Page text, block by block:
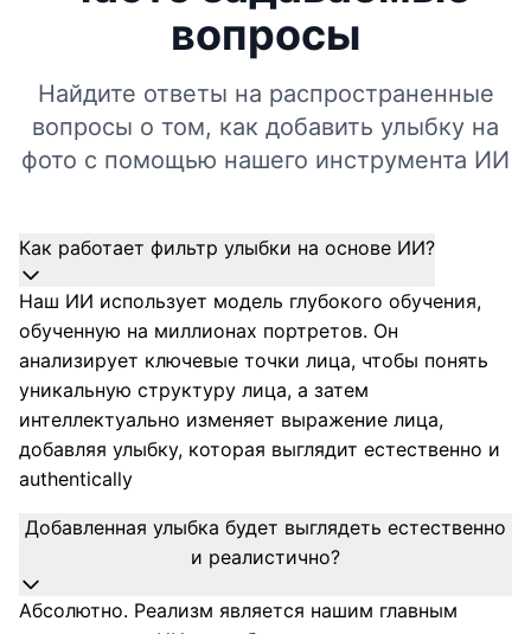
вопросы
Найдите ответы на распространенные
вопросы о том, как добавить улыбку на
фото с помощью нашего инструмента ИИ
Как работает фильтр улыбки на основе ИИ?
Наш ИИ использует модель глубокого обучения,
обученную на миллионах портретов. Он
анализирует ключевые точки лица, чтобы понять
уникальную структуру лица, а затем
интеллектуально изменяет выражение лица,
добавляя улыбку, которая выглядит естественно и
authentically
Добавленная улыбка будет выглядеть естественно
и реалистично?
Абсолютно. Реализм является нашим главным